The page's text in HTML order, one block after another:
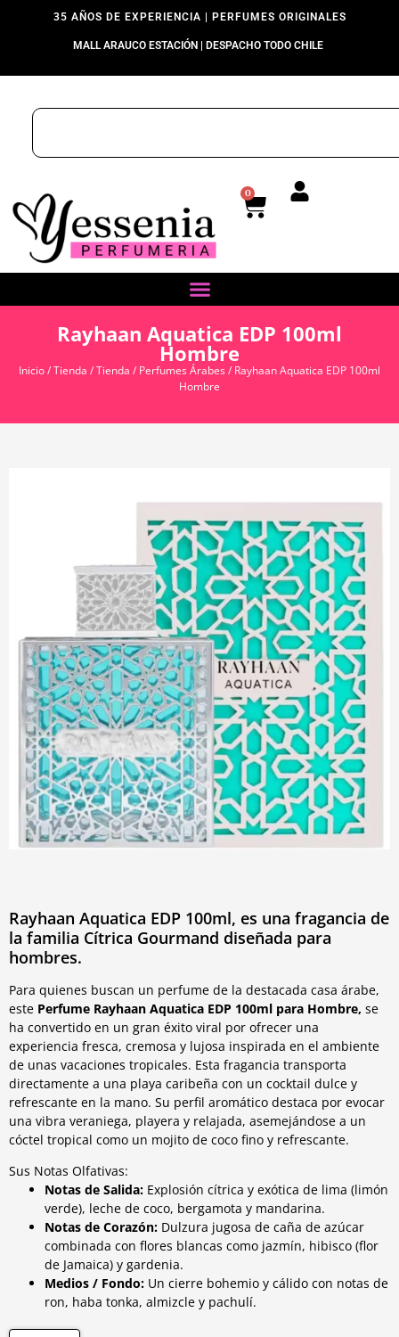
35 AÑOS DE EXPERIENCIA | PERFUMES ORIGINALES
MALL ARAUCO ESTACIÓN | DESPACHO TODO CHILE
0
Rayhaan Aquatica EDP 100ml
Hombre
Inicio/Tienda /Tienda / Perfumes Árabes/ Rayhaan Aquatica EDP 100ml
Hombre
Rayhaan Aquatica EDP 100ml, es una fragancia de
la familia Cítrica Gourmand diseñada para
hombres.
Para quienes buscan un perfume de la destacada casa árabe,
este Perfume Rayhaan Aquatica EDP 100ml para Hombre, se
ha convertido en un gran éxito viral por ofrecer una
experiencia fresca, cremosa y lujosa inspirada en el ambiente
de unas vacaciones tropicales. Esta fragancia transporta
directamente a una playa caribeña con un cocktail dulce y
refrescante en la mano. Su perfil aromático destaca por evocar
una vibra veraniega, playera y relajada, asemejándose a un
cóctel tropical como un mojito de coco fino y refrescante.
Sus Notas Olfativas:
Notas de Salida: Explosión cítrica y exótica de lima (limón
verde), leche de coco, bergamota y mandarina.
Notas de Corazón: Dulzura jugosa de caña de azúcar
combinada con flores blancas como jazmín, hibisco (flor
de Jamaica) y gardenia.
Medios / Fondo: Un cierre bohemio y cálido con notas de
ron, haba tonka, almizcle y pachulí.